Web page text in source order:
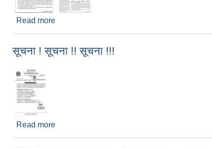
Read more
सूचना ! सूचना !! सूचना !!!
Read more